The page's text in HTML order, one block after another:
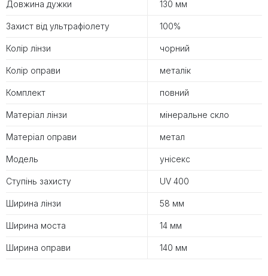
Довжина дужки 130 мм
Захист від ультрафіолету 100%
Колір лінзи чорний
Колір оправи металік
Комплект повний
Матеріал лінзи мінеральне скло
Матеріал оправи метал
Модель унісекс
Ступінь захисту UV 400
Ширина лінзи 58 мм
Ширина моста 14 мм
Ширина оправи 140 мм